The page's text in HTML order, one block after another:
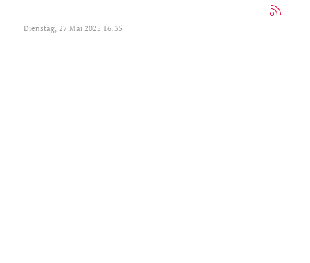
Dienstag, 27 Mai 2025 16:35